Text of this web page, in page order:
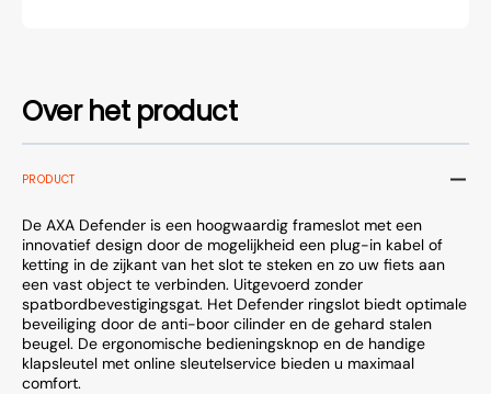
Over het product
PRODUCT
De AXA Defender is een hoogwaardig frameslot met een
innovatief design door de mogelijkheid een plug-in kabel of
ketting in de zijkant van het slot te steken en zo uw fiets aan
een vast object te verbinden. Uitgevoerd zonder
spatbordbevestigingsgat. Het Defender ringslot biedt optimale
beveiliging door de anti-boor cilinder en de gehard stalen
beugel. De ergonomische bedieningsknop en de handige
klapsleutel met online sleutelservice bieden u maximaal
comfort.